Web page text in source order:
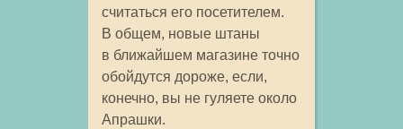
считаться его посетителем.
В общем, новые штаны
в ближайшем магазине точно
обойдутся дороже, если,
конечно, вы не гуляете около
Апрашки.